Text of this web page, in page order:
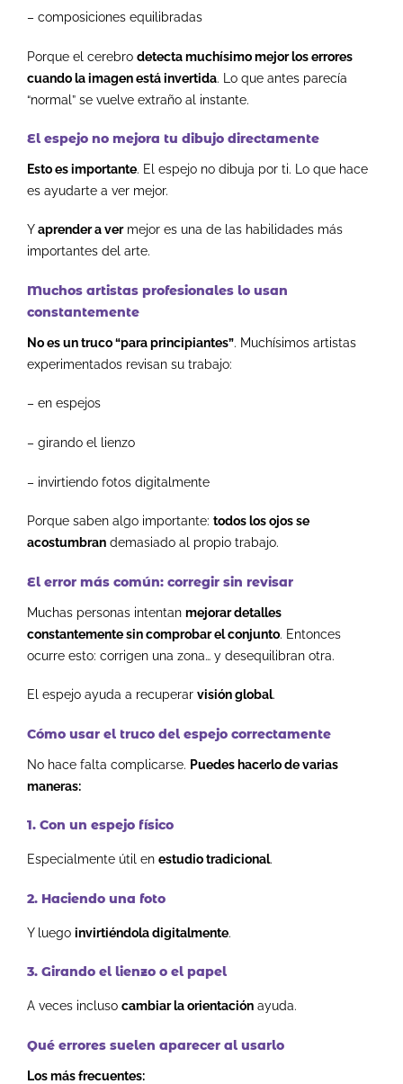
– composiciones equilibradas
Porque el cerebro detecta muchísimo mejor los errores
cuando la imagen está invertida. Lo que antes parecía
“normal” se vuelve extraño al instante.
El espejo no mejora tu dibujo directamente
Esto es importante. El espejo no dibuja por ti.
Lo que hace
es ayudarte a ver mejor.
Yaprender a vermejor es una de las habilidades más
importantes del arte.
Muchos artistas profesionales lo usan
constantemente
No es un truco “para principiantes”. Muchísimos artistas
experimentados revisan su trabajo:
– en espejos
– girando el lienzo
– invirtiendo fotos digitalmente
Porque saben algo importante: todos los ojos se
acostumbran demasiado al propio trabajo.
El error más común: corregir sin revisar
Muchas personas intentan mejorar detalles
constantemente sin comprobar el conjunto. Entonces
ocurre esto: corrigen una zona… y desequilibran otra.
El espejo ayuda a recuperar visión global.
Cómo usar el truco del espejo correctamente
No hace falta complicarse. Puedes hacerlo de varias
maneras:
1. Con un espejo físico
Especialmente útil en estudio tradicional.
2. Haciendo una foto
Y luego invirtiéndola digitalmente.
3. Girando el lienzo o el papel
A veces incluso cambiar la orientación ayuda.
Qué errores suelen aparecer al usarlo
Los más frecuentes: